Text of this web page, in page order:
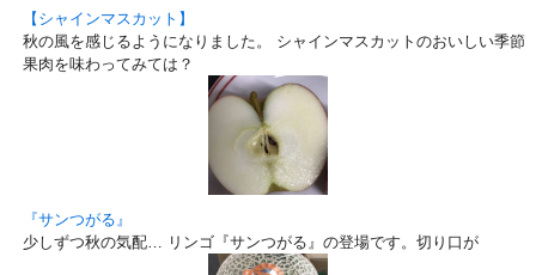
【シャインマスカット】
秋の風を感じるようになりました。 シャインマスカットのおいしい季節
果肉を味わってみては？
『サンつがる』
少しずつ秋の気配… リンゴ『サンつがる』の登場です。切り口が